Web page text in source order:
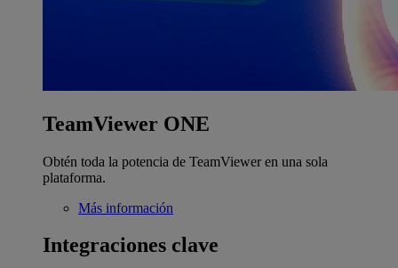
TeamViewer ONE
Obtén toda la potencia de TeamViewer en una sola
plataforma.
Más información
Integraciones clave